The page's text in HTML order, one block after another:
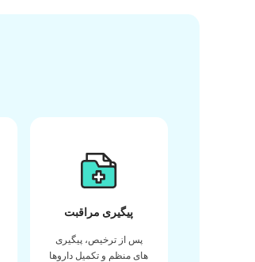
پیگیری مراقبت
پس از ترخیص، پیگیری
های منظم و تکمیل داروها